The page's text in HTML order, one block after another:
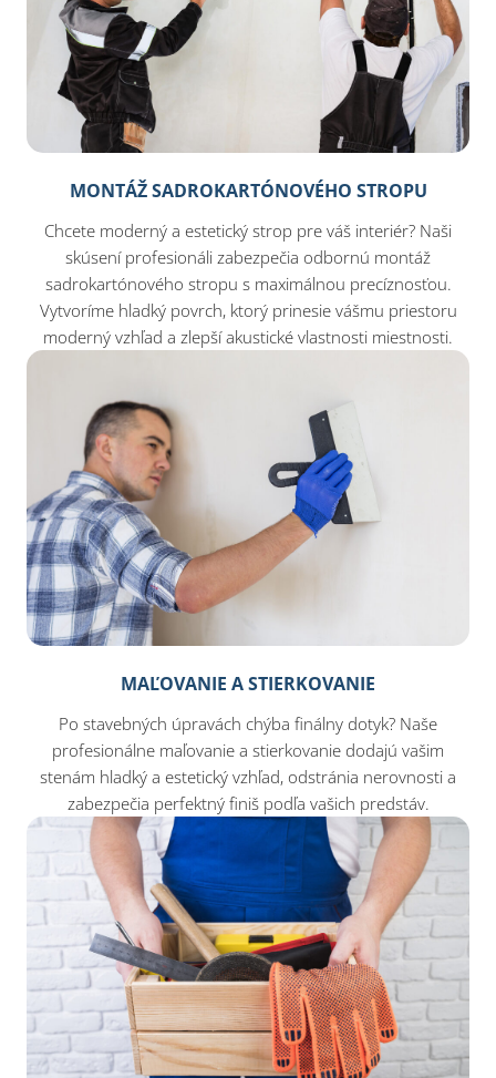
MONTÁŽ SADROKARTÓNOVÉHO STROPU
Chcete moderný a estetický strop pre váš interiér? Naši
skúsení profesionáli zabezpečia odbornú montáž
sadrokartónového stropu s maximálnou precíznosťou.
Vytvoríme hladký povrch, ktorý prinesie vášmu priestoru
moderný vzhľad a zlepší akustické vlastnosti miestnosti.
MAĽOVANIE A STIERKOVANIE
Po stavebných úpravách chýba finálny dotyk? Naše
profesionálne maľovanie a stierkovanie dodajú vašim
stenám hladký a estetický vzhľad, odstránia nerovnosti a
zabezpečia perfektný finiš podľa vašich predstáv.